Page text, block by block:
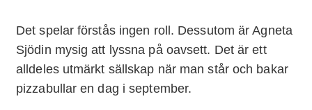
Det spelar förstås ingen roll. Dessutom är Agneta
Sjödin mysig att lyssna på oavsett. Det är ett
alldeles utmärkt sällskap när man står och bakar
pizzabullar en dag i september.